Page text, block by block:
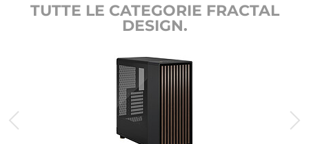
TUTTE LE CATEGORIE FRACTAL
DESIGN.